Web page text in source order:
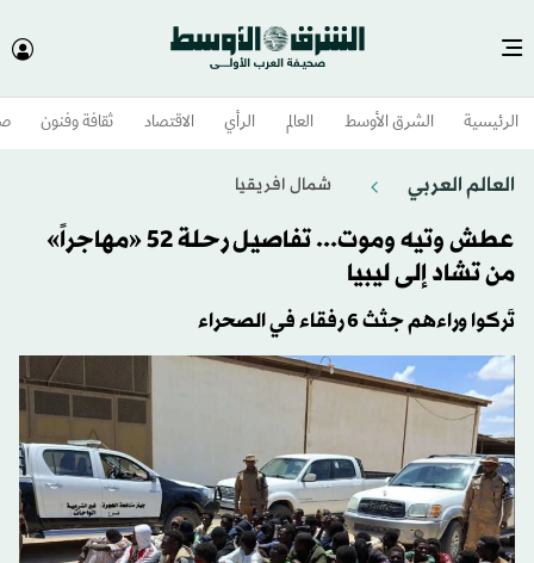
الرئيسية الشرق الأوسط​ العالم الرأي الاقتصاد ثقافة وفنون
العالم العربي شمال افريقيا
عطش وتيه وموت... تفاصيل رحلة 52 «مهاجراً»
من تشاد إلى ليبيا
تَركوا وراءهم جثث 6 رفقاء في الصحراء